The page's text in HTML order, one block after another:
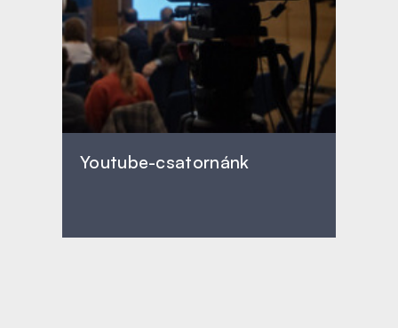
Youtube-csatornánk